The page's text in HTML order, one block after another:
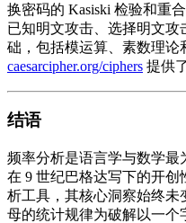
换密码的 Kasiski 检验和重
已知明文攻击、选择明文
础，包括模运算、素数理论
caesarcipher.org/ciphers 提供
结语
频率分析是语言学与数学
在 9 世纪巴格达写下的开
析工具，其核心洞察始终
母的统计规律为破解以一个